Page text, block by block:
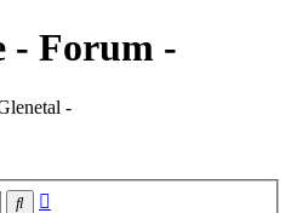
- Forum -
-
Suche